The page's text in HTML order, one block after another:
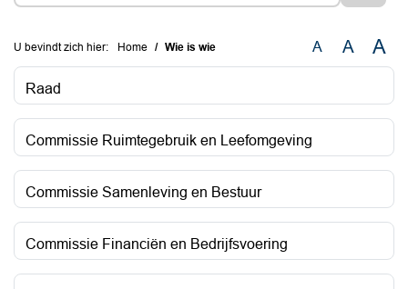
U bevindt zich hier: Home Wie is wie A A A
Raad
Commissie Ruimtegebruik en Leefomgeving
Commissie Samenleving en Bestuur
Commissie Financiën en Bedrijfsvoering